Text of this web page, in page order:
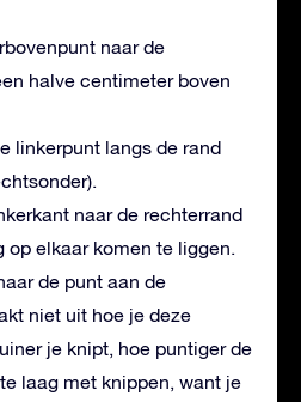
naar de
halve centimeter boven
linkerpunt langs de rand
naar de rechterrand
op elkaar komen te liggen.
de punt aan de
niet uit hoe je deze
je knipt, hoe puntiger de
laag met knippen, want je